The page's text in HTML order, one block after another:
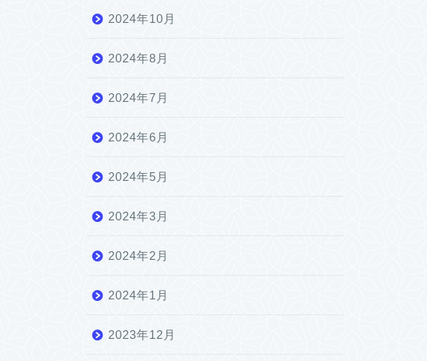
2024年10月
2024年8月
2024年7月
2024年6月
2024年5月
2024年3月
2024年2月
2024年1月
2023年12月